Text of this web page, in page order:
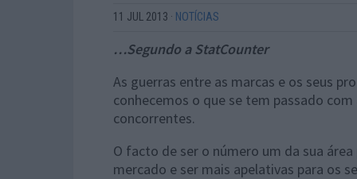
11 JUL 2013 · NOTÍCIAS
…Segundo a StatCounter
As guerras entre as marcas e os seus
conhecemos o que se tem passado
concorrentes.
O facto de ser o número um da sua
mercado e ser mais apelativas para os